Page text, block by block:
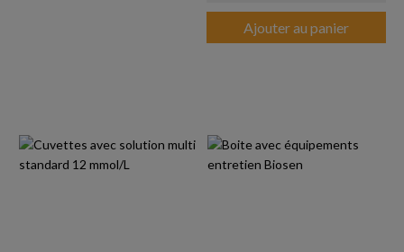
Ajouter au panier